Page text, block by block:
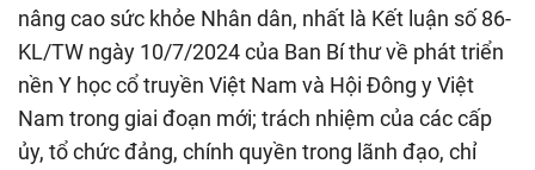
nâng cao sức khỏe Nhân dân, nhất là Kết luận số 86-
KL/TW ngày 10/7/2024 của Ban Bí thư về phát triển
nền Y học cổ truyền Việt Nam và Hội Đông y Việt
Nam trong giai đoạn mới; trách nhiệm của các cấp
ủy, tổ chức đảng, chính quyền trong lãnh đạo, chỉ